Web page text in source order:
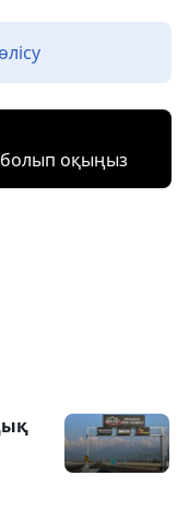
болып оқыңыз